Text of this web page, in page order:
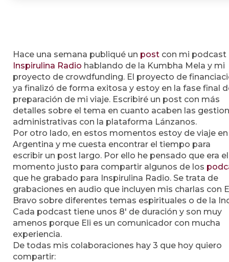
Hace una semana publiqué un post con mi podcast
Inspirulina Radio hablando de la Kumbha Mela y mi
proyecto de crowdfunding. El proyecto de
ya finalizó de forma exitosa y estoy en la fase final
preparación de mi viaje. Escribiré un post con más
detalles sobre el tema en cuanto acaben las
administrativas con la plataforma Lánzanos.
Por otro lado, en estos momentos estoy de viaje en
Argentina y me cuesta encontrar el tiempo para
escribir un post largo. Por ello he pensado que era el
momento justo para compartir algunos de los
que he grabado para Inspirulina Radio. Se trata de
grabaciones en audio que incluyen mis charlas con
Bravo sobre diferentes temas espirituales o de la
Cada podcast tiene unos 8′ de duración y son muy
amenos porque Eli es un comunicador con mucha
experiencia.
De todas mis colaboraciones hay 3 que hoy quiero
compartir: